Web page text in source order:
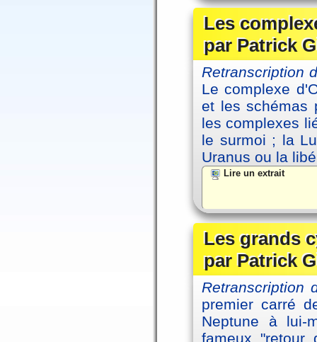
Les
par Patrick
Retranscription
Le complexe
et les schémas
les complexes
le surmoi ; la
Uranus ou la
Lire un extrait
Les grands
par Patrick
Retranscription
premier carré
Neptune à lui-
fameux "retour